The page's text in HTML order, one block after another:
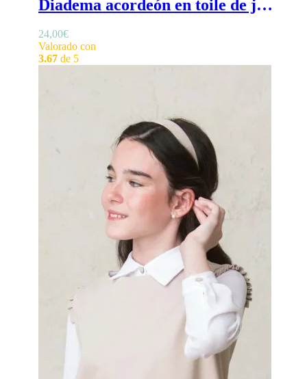
Diadema acordeón en toile de jouy - Diadema comunión niña en toile de jouy en forma de acordeón
24,00€
Valorado con
3.67de 5